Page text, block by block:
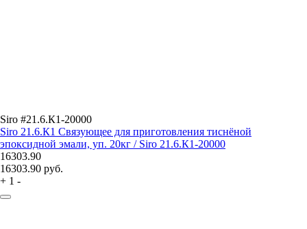
Siro #21.6.К1-20000
Siro 21.6.К1 Связующее для приготовления тиснёной
эпоксидной эмали, уп. 20кг / Siro 21.6.К1-20000
16303.90
16303.90 руб.
+ 1 -